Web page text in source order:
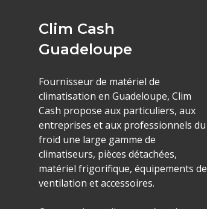
Clim Cash
Guadeloupe
Fournisseur de matériel de
climatisation en Guadeloupe, Clim
Cash propose aux particuliers, aux
entreprises et aux professionnels du
froid une large gamme de
climatiseurs, pièces détachées,
matériel frigorifique, équipements de
ventilation et accessoires.